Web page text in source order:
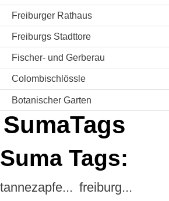
Freiburger Rathaus
Freiburgs Stadttore
Fischer- und Gerberau
Colombischlössle
Botanischer Garten
SumaTags
Suma Tags:
tannezapfe... freiburg...